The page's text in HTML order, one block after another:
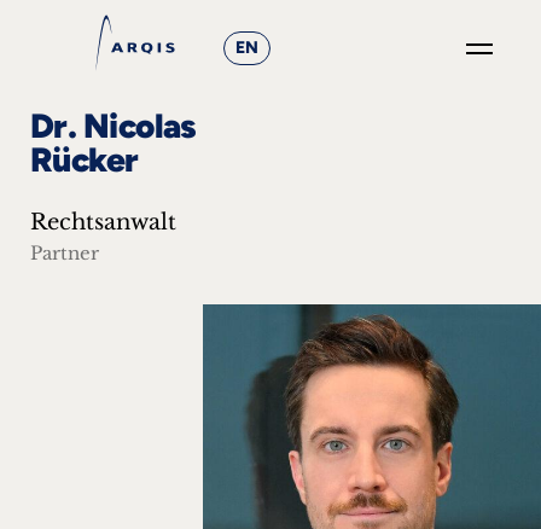
EN
Fokusgruppen
+
Dr. Nicolas
Rücker
Rechtsanwalt
Partner